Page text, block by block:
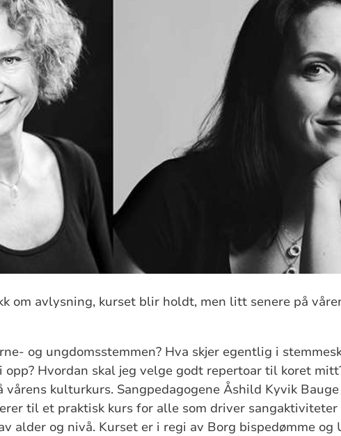
om avlysning, kurset blir holdt, men litt senere på
og ungdomsstemmen? Hva skjer egentlig i
opp? Hvordan skal jeg velge godt repertoar til koret
vårens kulturkurs. Sangpedagogene Åshild Kyvik
til et praktisk kurs for alle som driver sangaktiviteter
alder og nivå. Kurset er i regi av Borg bispedømme og